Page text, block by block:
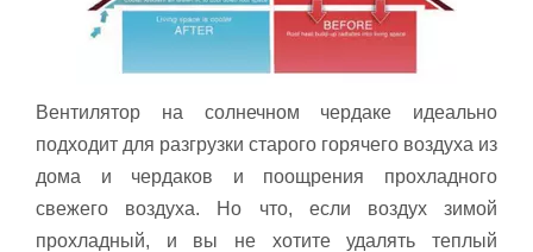
Вентилятор на солнечном чердаке идеально
подходит для разгрузки старого горячего воздуха из
дома и чердаков и поощрения прохладного
свежего воздуха. Но что, если воздух зимой
прохладный, и вы не хотите удалять теплый